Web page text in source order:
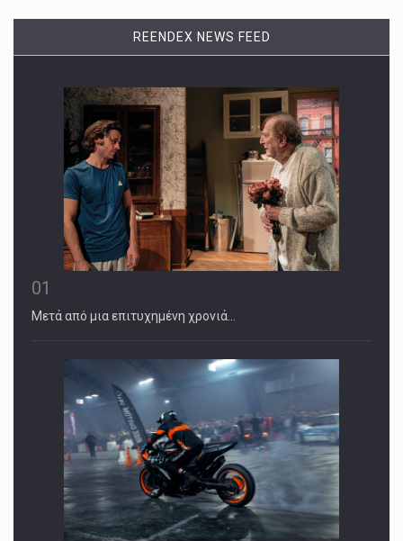
REENDEX NEWS FEED
01
Μετά από μια επιτυχημένη χρονιά…